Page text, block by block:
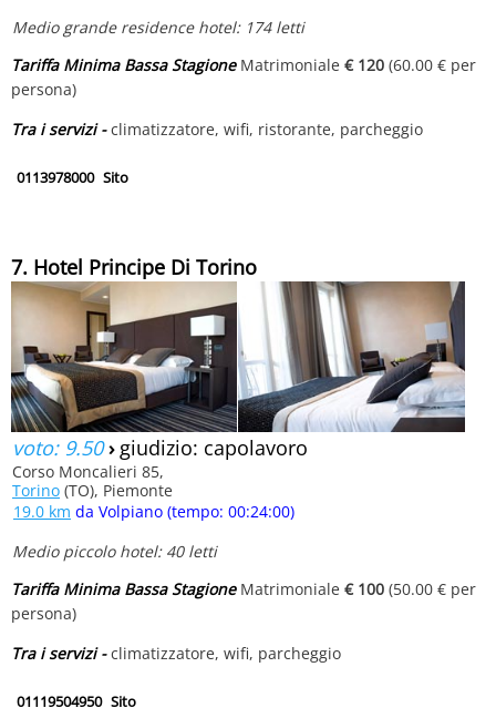
Medio grande residence hotel: 174 letti
Tariffa Minima Bassa StagioneMatrimoniale € 120 (60.00 € per
persona)
Tra i servizi -climatizzatore, wifi, ristorante, parcheggio
0113978000 Sito
7. Hotel Principe Di Torino
voto: 9.50› giudizio: capolavoro
Corso Moncalieri 85,
Torino (TO), Piemonte
19.0 km da Volpiano (tempo: 00:24:00)
Medio piccolo hotel: 40 letti
Tariffa Minima Bassa StagioneMatrimoniale € 100 (50.00 € per
persona)
Tra i servizi -climatizzatore, wifi, parcheggio
01119504950 Sito